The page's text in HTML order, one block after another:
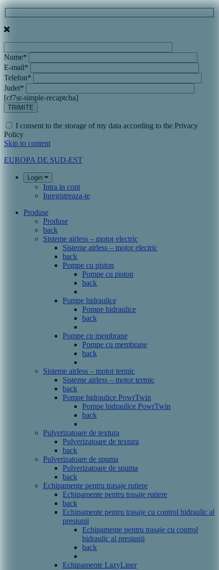
Nume*
E-mail*
Telefon*
Judet*
[cf7sr-simple-recaptcha]
I consent to the storage of my data according to the Privacy
Policy
Skip to content
EUROPA DE SUD-EST
Login
Intra in cont
Inregistreaza-te
Produse
Produse
back
Sisteme airless – motor electric
Sisteme airless – motor electric
back
Pompe cu piston
Pompe cu piston
back
Pompe hidraulice
Pompe hidraulice
back
Pompe cu membrane
Pompe cu membrane
back
Sisteme airless – motor termic
Sisteme airless – motor termic
back
Pompe hidraulice PowrTwin
Pompe hidraulice PowrTwin
back
Pulverizatoare de textura
Pulverizatoare de textura
back
Pulverizatoare de spuma
Pulverizatoare de spuma
back
Echipamente pentru trasaje rutiere
Echipamente pentru trasaje rutiere
back
Echipamente pentru trasaje cu control hidraulic al
presiunii
Echipamente pentru trasaje cu control
hidraulic al presiunii
back
Echipamente LazyLiner